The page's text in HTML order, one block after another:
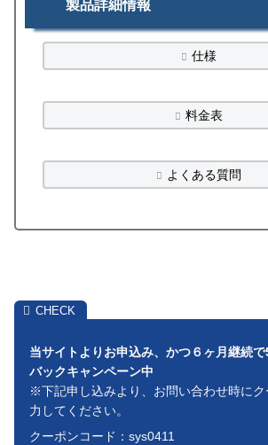
製品詳細情報
仕様
料金表
よくある質問
当サイトよりお申込み、かつ６ヶ月継続
バックキャンペーン中
※下記申し込みより、お問い合わせ時にク
力してください。
クーポンコード：sys0411